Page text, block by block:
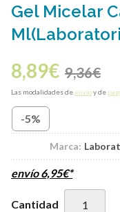
Gel Micelar
Ml
8,89€ 9,36€
Las modalidades de envíoy de
-5%
Marca:
envío6,95€*
Cantidad